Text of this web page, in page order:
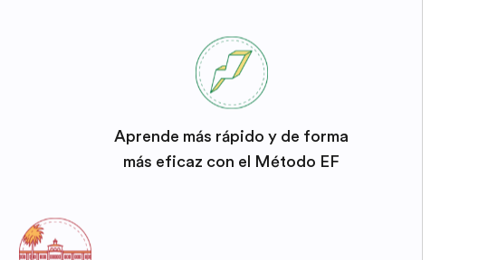
Aprende más rápido y de forma
más eficaz con el Método EF